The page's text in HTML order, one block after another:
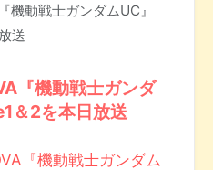
機動戦士ガンダムUC』
送
『機動戦士ガンダ
＆2を本日放送
『機動戦士ガンダム